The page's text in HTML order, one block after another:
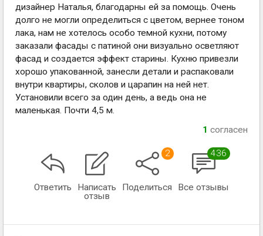
дизайнер Наталья, благодарны ей за помощь. Очень
долго не могли определиться с цветом, вернее тоном
лака, нам не хотелось особо темной кухни, потому
заказали фасады с патиной они визуально осветляют
фасад и создается эффект старины. Кухню привезли
хорошо упакованной, занесли детали и распаковали
внутри квартиры, сколов и царапин на ней нет.
Установили всего за один день, а ведь она не
маленькая. Почти 4,5 м.
1 согласен
Ответить
Написать
отзыв
2
Поделиться
436
Все отзывы